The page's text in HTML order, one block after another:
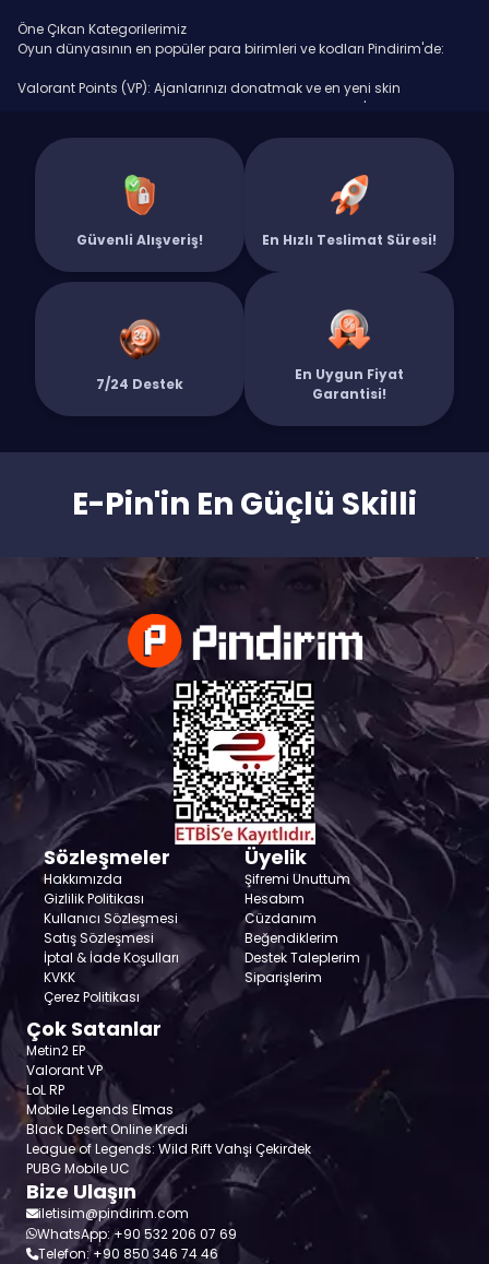
Öne Çıkan Kategorilerimiz
Oyun dünyasının en popüler para birimleri ve kodları Pindirim'de:
Valorant Points (VP): Ajanlarınızı donatmak ve en yeni skin
koleksiyonlarına sahip olmak için ihtiyacınız olan VP'ler burada.
PUBG Mobile UC: Royale Pass'i fullemek ve özel sandıkları açmak için
en uygun fiyatlı UC paketlerini anında satın alın.
League of Legends RP (Riot Points): Şampiyon ve kostüm
Knight Online: Gold Bar (GB), Premium ve Cash ihtiyaçlarınız için en
güvenilir adres.
Bunların yanı sıra Steam Cüzdan Kodu, Google Play ve App Store
hediye kartları, Mobile Legends Elmas ve daha yüzlerce farklı
platform için dijital kodları kategorilerimiz arasında bulabilirsiniz.
Tüm ürünlerimizde 7/24 canlı destek ve güvenli ödeme altyapısı
standarttır. Hemen kategorilerimizi keşfedin ve aradığınız ürüne
saniyeler içinde sahip olun!`
Güvenli Alışveriş! En Hızlı Teslimat Süresi!
7/24 Destek
En Uygun Fiyat
Garantisi!
E-Pin'in En Güçlü Skilli
Sözleşmeler
Hakkımızda
Gizlilik Politikası
Kullanıcı Sözleşmesi
Satış Sözleşmesi
İptal & İade Koşulları
KVKK
Çerez Politikası
Üyelik
Şifremi Unuttum
Hesabım
Cüzdanım
Beğendiklerim
Destek Taleplerim
Siparişlerim
Çok Satanlar
Metin2 EP
Valorant VP
LoL RP
Mobile Legends Elmas
Black Desert Online Kredi
League of Legends: Wild Rift Vahşi Çekirdek
PUBG Mobile UC
Bize Ulaşın
iletisim@pindirim.com
WhatsApp: +90 532 206 07 69
Telefon: +90 850 346 74 46